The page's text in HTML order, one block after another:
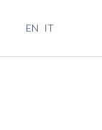
EN IT